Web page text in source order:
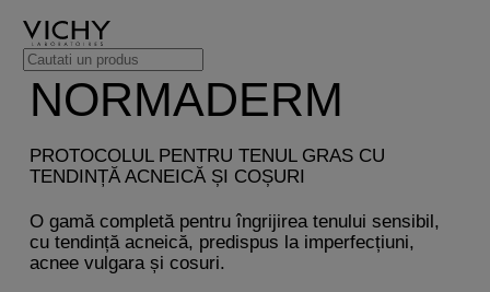
NORMADERM
PROTOCOLUL PENTRU TENUL GRAS CU
TENDINȚĂ ACNEICĂ ȘI COȘURI
O gamă completă pentru îngrijirea tenului sensibil,
cu tendință acneică, predispus la imperfecțiuni,
acnee vulgara și cosuri.